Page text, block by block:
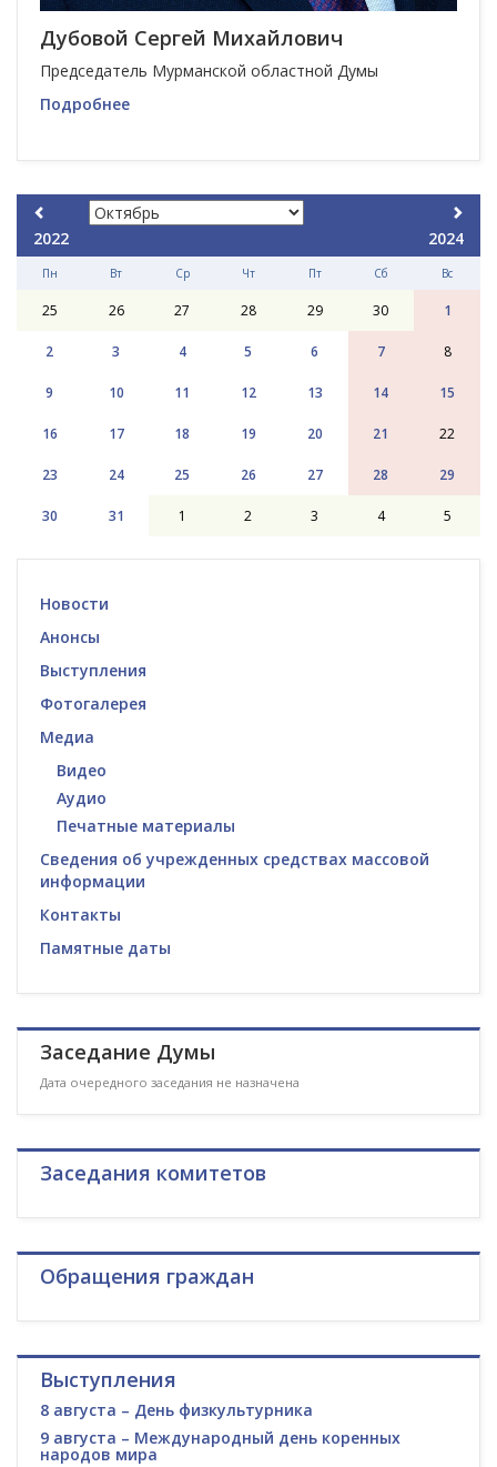
Дубовой Сергей Михайлович
Председатель Мурманской областной Думы
Подробнее
2022 2024
Пн Вт Ср Чт Пт Сб Вс
25 26 27 28 29 30 1
2 3 4 5 6 7 8
9 10 11 12 13 14 15
16 17 18 19 20 21 22
23 24 25 26 27 28 29
30 31 1 2 3 4 5
Новости
Анонсы
Выступления
Фотогалерея
Медиа
Видео
Аудио
Печатные материалы
Сведения об учрежденных средствах массовой
информации
Контакты
Памятные даты
Заседание Думы
Дата очередного заседания не назначена
Заседания комитетов
Обращения граждан
Выступления
8 августа – День физкультурника
9 августа – Международный день коренных
народов мира